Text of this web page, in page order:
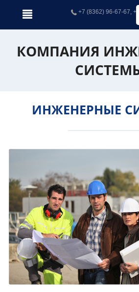
+7 (8362) 96-67-67,
КОМПАНИЯ
ИНЖЕНЕРНЫЕ